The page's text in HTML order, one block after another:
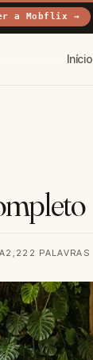
a Mobflix →
Início
2,222 PALAVRAS